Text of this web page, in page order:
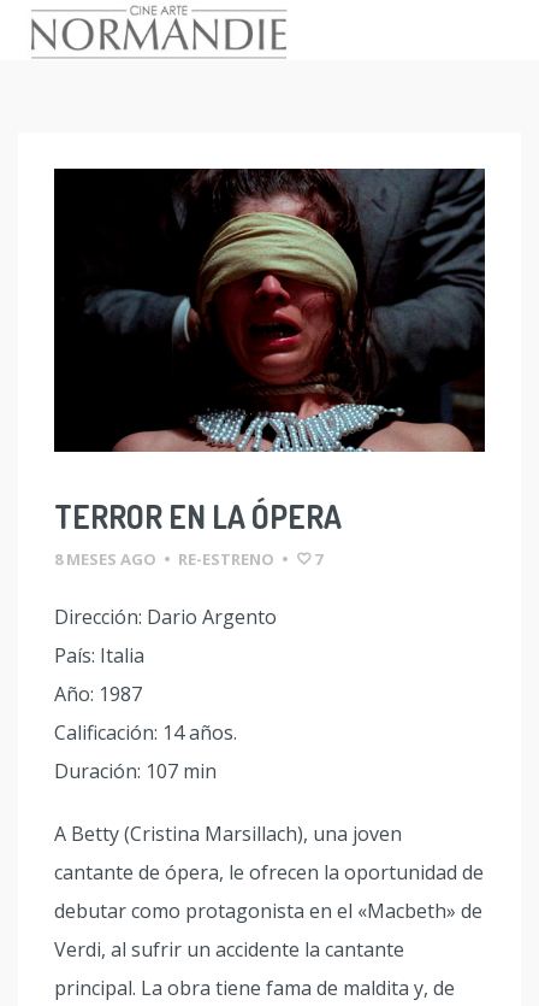
TERROR EN LA ÓPERA
8 MESES AGO • RE-ESTRENO • 7
Dirección: Dario Argento
País: Italia
Año: 1987
Calificación: 14 años.
Duración: 107 min
A Betty (Cristina Marsillach), una joven
cantante de ópera, le ofrecen la oportunidad de
debutar como protagonista en el «Macbeth» de
Verdi, al sufrir un accidente la cantante
principal. La obra tiene fama de maldita y, de